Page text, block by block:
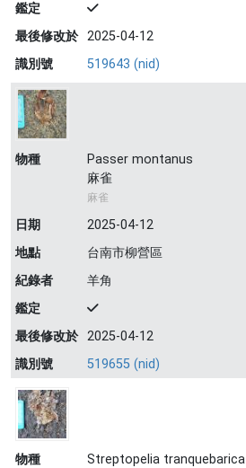
鑑定
最後修改於 2025-04-12
識別號
519643 (nid)
物種
Passer montanus
麻雀
麻雀
日期
2025-04-12
地點
台南市柳營區
紀錄者
羊角
鑑定
最後修改於 2025-04-12
識別號
519655 (nid)
物種
Streptopelia tranquebarica